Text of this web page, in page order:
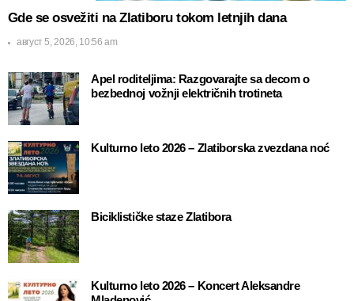
Gde se osvežiti na Zlatiboru tokom letnjih dana
август 5, 2026, 10:56 am
Apel roditeljima: Razgovarajte sa decom o
bezbednoj vožnji električnih trotineta
Kulturno leto 2026 – Zlatiborska zvezdana noć
Biciklističke staze Zlatibora
Kulturno leto 2026 – Koncert Aleksandre